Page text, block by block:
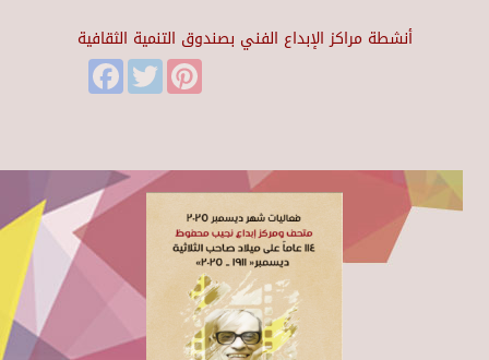
أنشطة مراكز الإبداع الفني بصندوق التنمية الثقافية
FacebookTwitter